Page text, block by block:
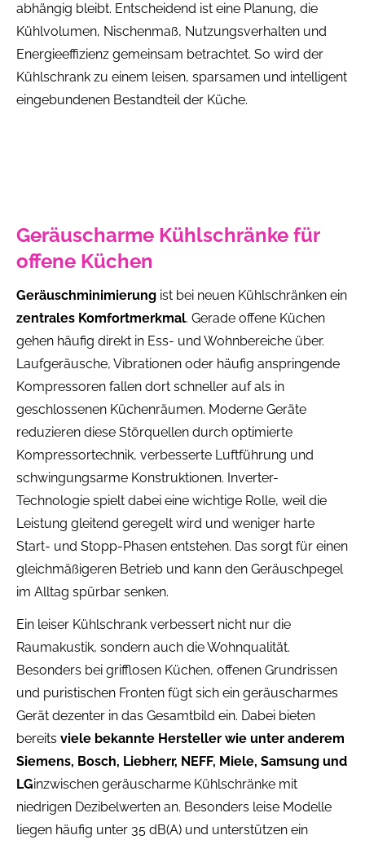
abhängig bleibt. Entscheidend ist eine Planung, die
Kühlvolumen, Nischenmaß, Nutzungsverhalten und
Energieeffizienz gemeinsam betrachtet. So wird der
Kühlschrank zu einem leisen, sparsamen und intelligent
eingebundenen Bestandteil der Küche.
Geräuscharme Kühlschränke für
offene Küchen
Geräuschminimierung ist bei neuen Kühlschränken ein
zentrales Komfortmerkmal. Gerade offene Küchen
gehen häufig direkt in Ess- und Wohnbereiche über.
Laufgeräusche, Vibrationen oder häufig anspringende
Kompressoren fallen dort schneller auf als in
geschlossenen Küchenräumen. Moderne Geräte
reduzieren diese Störquellen durch optimierte
Kompressortechnik, verbesserte Luftführung und
schwingungsarme Konstruktionen. Inverter-
Technologie spielt dabei eine wichtige Rolle, weil die
Leistung gleitend geregelt wird und weniger harte
Start- und Stopp-Phasen entstehen. Das sorgt für einen
gleichmäßigeren Betrieb und kann den Geräuschpegel
im Alltag spürbar senken.
Ein leiser Kühlschrank verbessert nicht nur die
Raumakustik, sondern auch die Wohnqualität.
Besonders bei grifflosen Küchen, offenen Grundrissen
und puristischen Fronten fügt sich ein geräuscharmes
Gerät dezenter in das Gesamtbild ein. Dabei bieten
bereits viele bekannte Hersteller wie unter anderem
Siemens, Bosch, Liebherr, NEFF, Miele, Samsung und
LGinzwischen geräuscharme Kühlschränke mit
niedrigen Dezibelwerten an. Besonders leise Modelle
liegen häufig unter 35 dB(A) und unterstützen ein